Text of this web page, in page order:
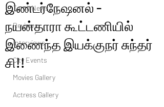
Tamil News
Reviews
Interviews
City Events
Movies Gallery
Actress Gallery
இண்டர்நேஷனல் -
நயன்தாரா கூட்டணியில்
இணைந்த இயக்குநர் சுந்தர்
சி!!